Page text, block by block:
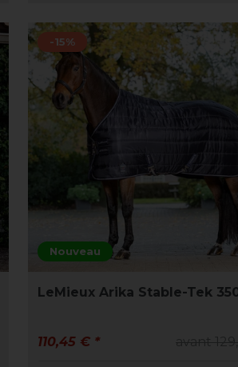
Nouveau
-15%
LeMieux Arika Stable-Tek
110,45 € *